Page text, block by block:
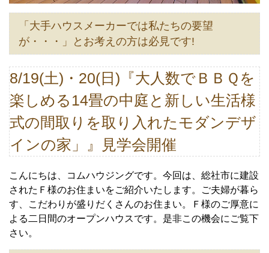
「大手ハウスメーカーでは私たちの要望
が・・・」とお考えの方は必見です!
8/19(土)・20(日)『大人数でＢＢＱを
楽しめる14畳の中庭と新しい生活様
式の間取りを取り入れたモダンデザ
インの家」』見学会開催
こんにちは、コムハウジングです。 今回は、総社市に建設
されたＦ様のお住まいをご紹介いたします。
ご夫婦が暮ら
す、こだわりが盛りだくさんのお住まい。Ｆ様のご厚意に
よる二日間のオープンハウスです。 是非この機会にご覧下
さい。